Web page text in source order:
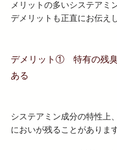
メリットの多いシステアミ
デメリットも正直にお伝え
デメリット①　特有の残
ある
システアミン成分の特性上
においが残ることがあります